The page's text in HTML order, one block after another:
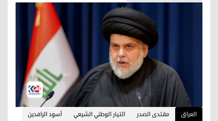
العراق مقتدى الصدر التيار الوطني الشيعي أسود الرافدين